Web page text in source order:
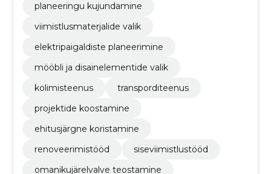
planeeringu kujundamine
viimistlusmaterjalide valik
elektripaigaldiste planeerimine
mööbli ja disainelementide valik
kolimisteenus
transporditeenus
projektide koostamine
ehitusjärgne koristamine
renoveerimistööd
siseviimistlustööd
omanikujärelvalve teostamine